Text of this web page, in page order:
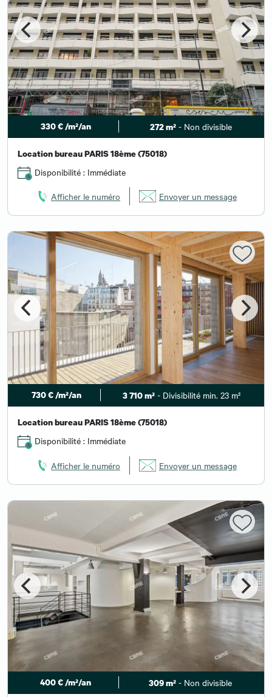
330 € /m²/an 272 m²- Non divisible
Location bureau PARIS 18ème (75018)
Disponibilité : Immédiate
Afficher le numéro Envoyer un message
730 € /m²/an 3 710 m² - Divisibilité min. 23 m²
Location bureau PARIS 18ème (75018)
Disponibilité : Immédiate
Afficher le numéro Envoyer un message
400 € /m²/an 309 m² - Non divisible